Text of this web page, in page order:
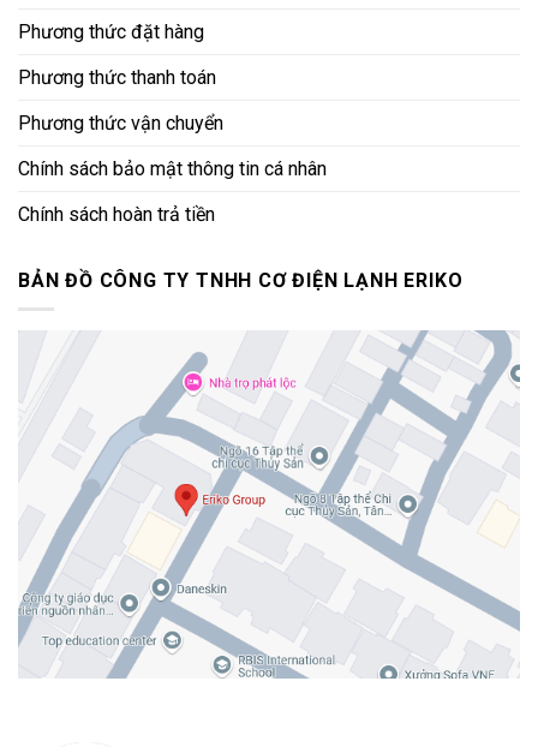
Phương thức đặt hàng
Phương thức thanh toán
Phương thức vận chuyển
Chính sách bảo mật thông tin cá nhân
Chính sách hoàn trả tiền
BẢN ĐỒ CÔNG TY TNHH CƠ ĐIỆN LẠNH ERIKO